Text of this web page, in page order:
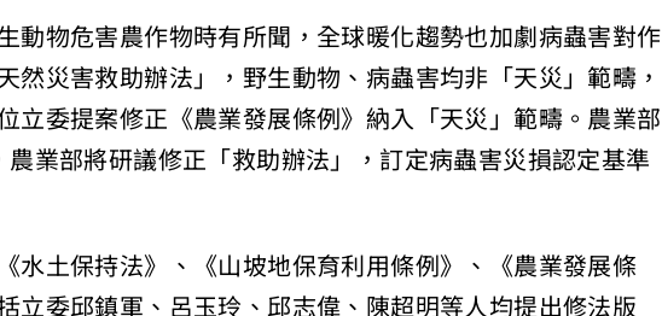
物危害農作物時有所聞，全球暖化趨勢也加劇病蟲害對作
災害救助辦法」，野生動物、病蟲害均非「天災」範疇，
立委提案修正《農業發展條例》納入「天災」範疇。農業部
業部將研議修正「救助辦法」，訂定病蟲害災損認定基準
水土保持法》、《山坡地保育利用條例》、《農業發展條